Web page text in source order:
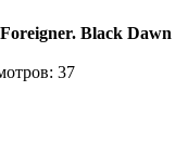
Black Dawn
37